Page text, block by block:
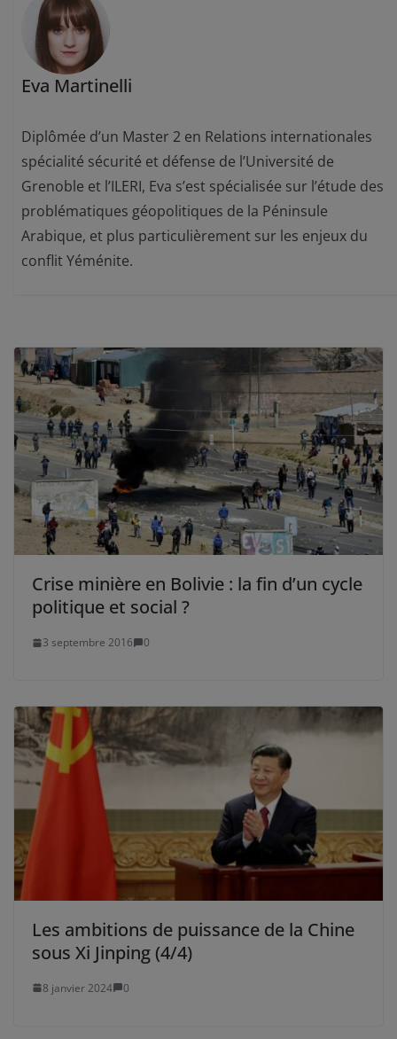
Eva Martinelli
Diplômée d’un Master 2 en Relations internationales
spécialité sécurité et défense de l’Université de
Grenoble et l’ILERI, Eva s’est spécialisée sur l’étude des
problématiques géopolitiques de la Péninsule
Arabique, et plus particulièrement sur les enjeux du
conflit Yéménite.
Crise minière en Bolivie : la fin d’un cycle
politique et social ?
3 septembre 2016 0
Les ambitions de puissance de la Chine
sous Xi Jinping (4/4)
8 janvier 2024 0